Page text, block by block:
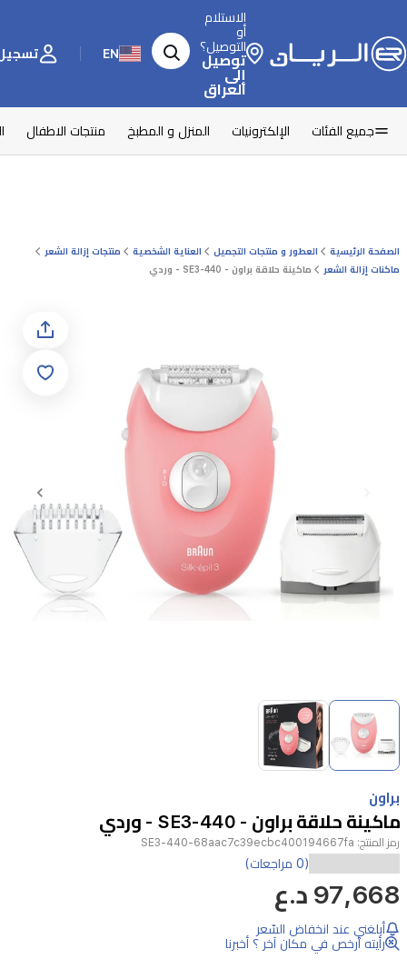
الاستلام
أو
التوصيل؟
توصيل
إلى
العراق
EN تسجيل
جميع الفئات الإلكترونيات المنزل و المطبخ منتجات الاطفال
الصفحة الرئيسية العطور و منتجات التجميل العناية الشخصية
منتجات إزالة الشعر
ماكنات إزالة الشعر
ماكينة حلاقة براون - SE3-440 - وردي
Item
2
1
of
2
براون
ماكينة حلاقة براون - SE3-440 - وردي
رمز المنتج: SE3-440-68aac7c39ecbc400194667fa
جهاز
براون
سيلك-
(0 مراجعات)
97,668 د.ع
أبلغني عند انخفاض السّعر
رأيته أرخص في مكان آخر ؟ أخبرنا